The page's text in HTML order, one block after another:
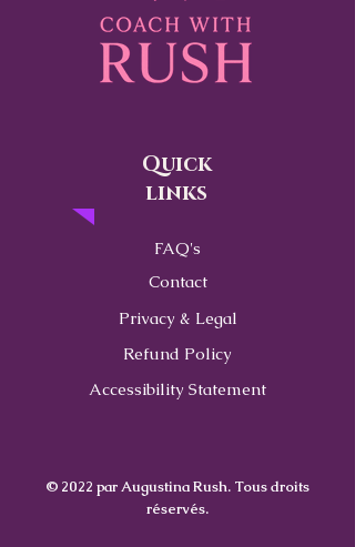
Quick
links
FAQ's
Contact
Privacy & Legal
Refund Policy
Accessibility Statement
© 2022 par Augustina Rush. Tous droits
réservés.